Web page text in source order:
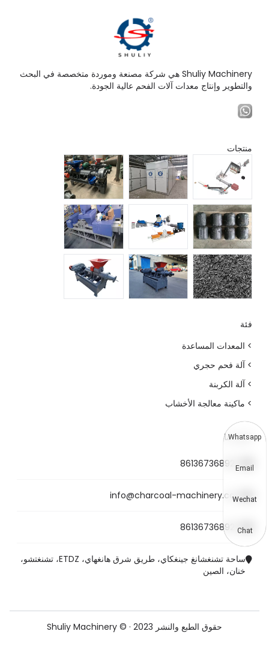
Shuliy Machinery هي شركة مصنعة وموردة متخصصة في البحث
والتطوير وإنتاج معدات آلات الفحم عالية الجودة.
منتجات
فئة
> المعدات المساعدة
> آلة فحم حجري
> آلة الكربنة
> ماكينة معالجة الأخشاب
اتصل بنا
8613673689272
info@charcoal-machinery.com
8613673689272
ساحة تشنغشانغ جينغكاي، طريق شرق هانغهاي، ETDZ، تشنغتشو،
خنان، الصين
حقوق الطبع والنشر 2023 · © Shuliy Machinery
Whatsapp
Email
Wechat
Chat